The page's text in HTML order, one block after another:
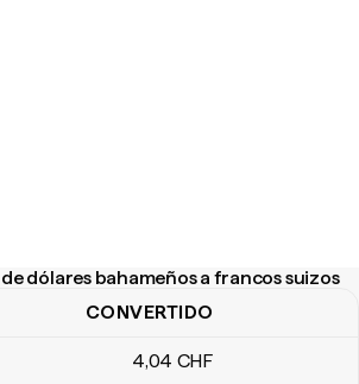
dólares bahameños a francos suizos
dólares bahameños a francos suizos
CONVERTIDO
4,04 CHF